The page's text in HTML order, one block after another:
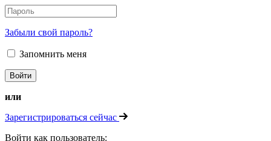
Забыли свой пароль?
Запомнить меня
или
Зарегистрироваться сейчас
Войти как пользователь: